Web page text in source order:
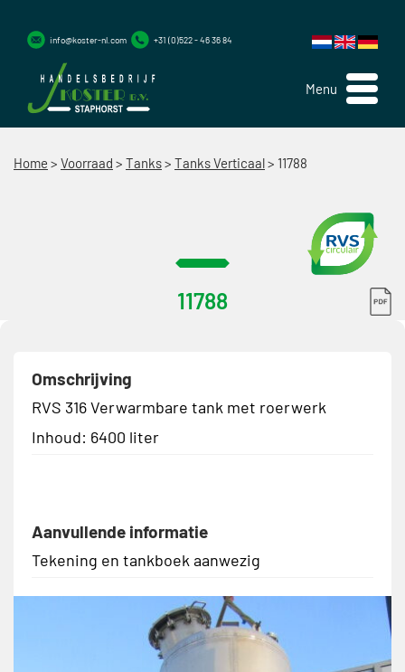
Menu
info@koster-nl.com +31 (0)522 - 46 36 84
Home > Voorraad > Tanks> Tanks Verticaal> 11788
11788
Omschrijving
RVS 316 Verwarmbare tank met roerwerk
Inhoud: 6400 liter
Aanvullende informatie
Tekening en tankboek aanwezig